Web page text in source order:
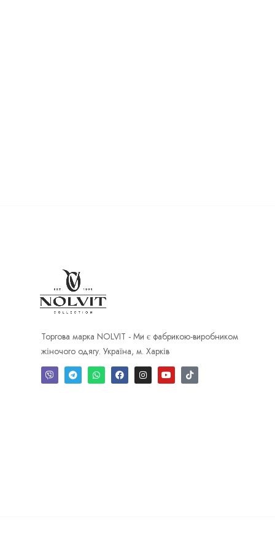
Торгова марка NOLVIT - Ми є фабрикою-виробником
жіночого одягу. Україна, м. Харків